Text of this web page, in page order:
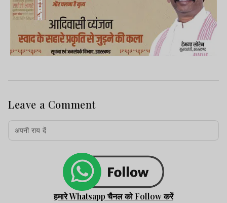
के दुलाडीह गांव निवासी नरेश महतो, निवास महतो
और बिलु महतो के रूप में हुई है. पुलिस ने इस संबंध
में जामताड़ा थाना कांड संख्या-77/2026 दर्ज किया
Leave a Comment
हमारे Whatsapp चैनल को Follow करें